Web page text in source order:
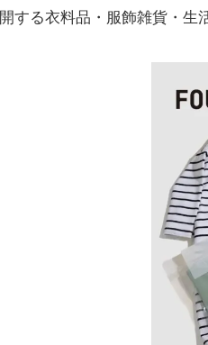
開する衣料品・服飾雑貨・生